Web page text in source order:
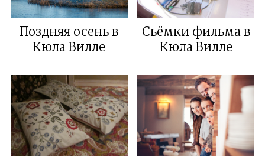
Поздняя осень в
Кюла Виллe
Сьёмки фильма в
Кюла Вилле